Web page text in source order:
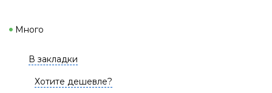
Много
В закладки
Хотите дешевле?